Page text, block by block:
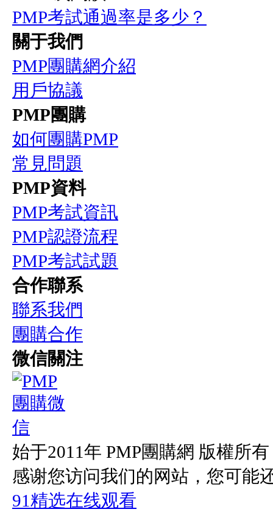
PMP考試通過率是多少？
關于我們
PMP團購網介紹
用戶協議
PMP團購
如何團購PMP
常見問題
PMP資料
PMP考試資訊
PMP認證流程
PMP考試試題
合作聯系
聯系我們
團購合作
微信關注
始于2011年 PMP團購網 版權所
感谢您访问我们的网站，您可能
91精选在线观看